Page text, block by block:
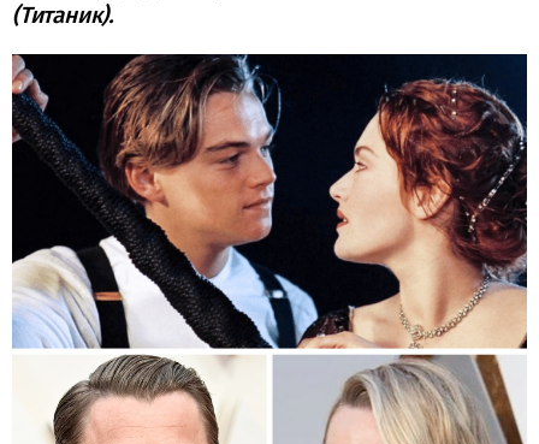
(Титаник).